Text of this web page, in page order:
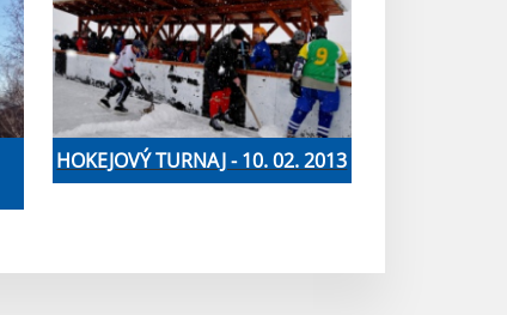
HOKEJOVÝ TURNAJ - 10. 02. 2013